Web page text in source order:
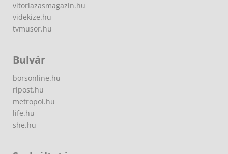
vitorlazasmagazin.hu
videkize.hu
tvmusor.hu
Bulvár
borsonline.hu
ripost.hu
metropol.hu
life.hu
she.hu